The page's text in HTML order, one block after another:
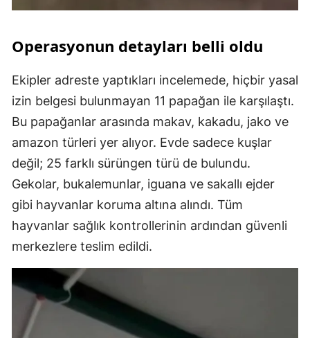
Operasyonun detayları belli oldu
Ekipler adreste yaptıkları incelemede, hiçbir yasal
izin belgesi bulunmayan 11 papağan ile karşılaştı.
Bu papağanlar arasında makav, kakadu, jako ve
amazon türleri yer alıyor. Evde sadece kuşlar
değil; 25 farklı sürüngen türü de bulundu.
Gekolar, bukalemunlar, iguana ve sakallı ejder
gibi hayvanlar koruma altına alındı. Tüm
hayvanlar sağlık kontrollerinin ardından güvenli
merkezlere teslim edildi.